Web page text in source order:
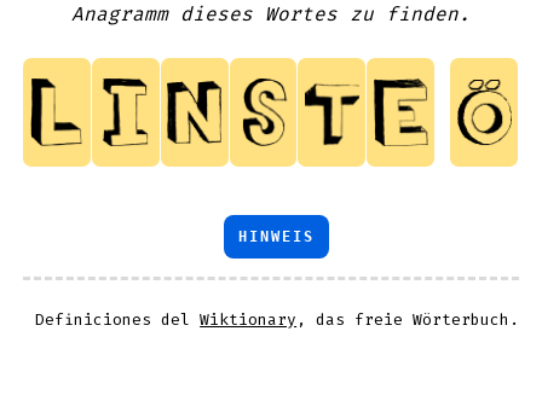
Anagramm dieses Wortes zu finden.
HINWEIS
Definiciones delWiktionary , das freie Wörterbuch.